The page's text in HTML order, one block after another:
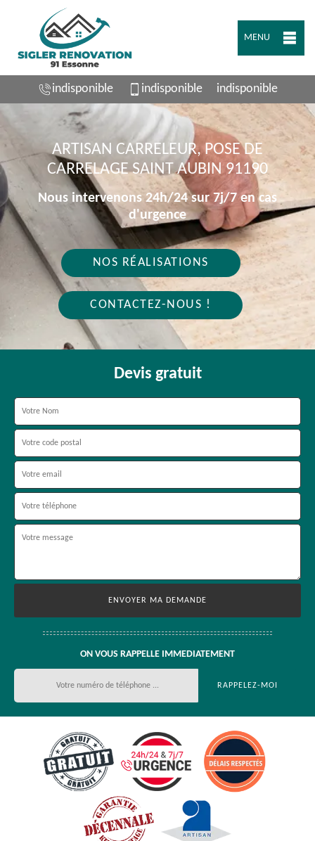
MENU
indisponible indisponible indisponible
ARTISAN CARRELEUR, POSE DE
CARRELAGE SAINT AUBIN 91190
Nous intervenons 24h/24 sur 7j/7 en cas
d'urgence
NOS RÉALISATIONS
CONTACTEZ-NOUS !
Devis gratuit
ON VOUS RAPPELLE IMMEDIATEMENT